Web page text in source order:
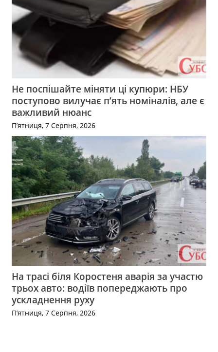
Не поспішайте міняти ці купюри: НБУ
поступово вилучає п’ять номіналів, але є
важливий нюанс
П’ятниця, 7 Серпня, 2026
На трасі біля Коростеня аварія за участю
трьох авто: водіїв попереджають про
ускладнення руху
П’ятниця, 7 Серпня, 2026